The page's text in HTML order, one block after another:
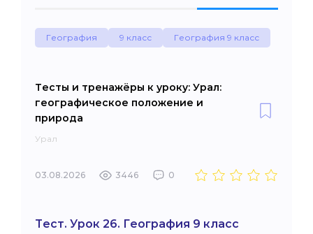
География 9 класс География 9 класс
Тесты и тренажёры к уроку: Урал:
географическое положение и
природа
Урал
03.08.2026 3446 0
Тест. Урок 26. География 9 класс